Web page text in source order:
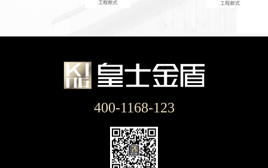
400-1168-123